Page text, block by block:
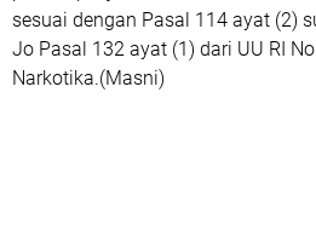
sesuai dengan Pasal 114 ayat (2)
Jo Pasal 132 ayat (1) dari UU RI
Narkotika.(Masni)